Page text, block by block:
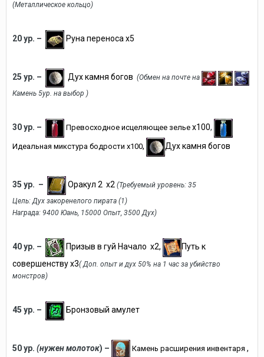
(Металлическое кольцо)
20 ур. – Руна переносах5
25 ур. – Дух камня богов (Обмен на почте на
Камень 5ур. на выбор )
30 ур. – Превосходное исцеляющее зелье х100,
Идеальная микстура бодрости х100, Дух камня богов
35 ур. – Оракул 2 х2 (Требуемый уровень: 35
Цель: Дух закоренелого пирата (1)
Награда: 9400 Юань, 15000 Опыт, 3500 Дух)
40 ур. – Призыв в гуй Начало х2,
Путь к
совершенству х3(Доп. опыт и дух 50% на 1 час за убийство
монстров)
45 ур. – Бронзовый амулет
50 ур. (нужен молоток) – Камень расширения инвентаря ,